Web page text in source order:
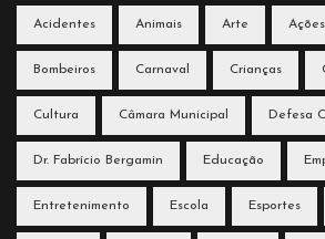
Acidentes Animais Arte
Bombeiros Carnaval Crianças
Cultura Câmara Municipal Defesa
Dr. Fabrício Bergamin Educação
Entretenimento Escola Esportes